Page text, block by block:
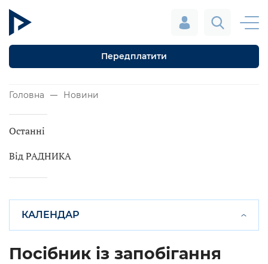
Передплатити
Головна Новини
Останні
Від РАДНИКА
КАЛЕНДАР
Посібник із запобігання